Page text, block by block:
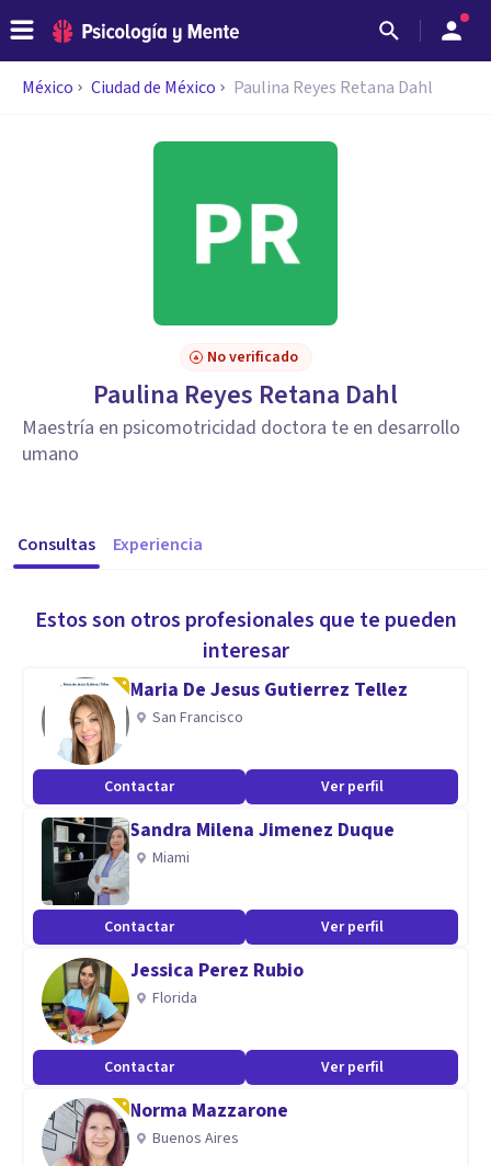
México Ciudad de México Paulina Reyes Retana Dahl
No verificado
Paulina Reyes Retana Dahl
Maestría en psicomotricidad doctora te en desarrollo
umano
Consultas Experiencia
Estos son otros profesionales que te pueden
interesar
Maria De Jesus Gutierrez Tellez
San Francisco
Contactar Ver perfil
Sandra Milena Jimenez Duque
Miami
Contactar Ver perfil
Jessica Perez Rubio
Florida
Contactar Ver perfil
Norma Mazzarone
Buenos Aires